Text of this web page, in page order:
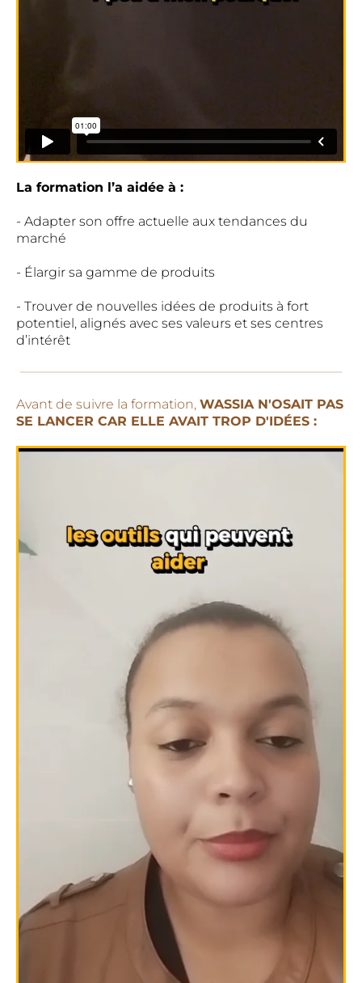
La formation l’a aidée à :
- Adapter son offre actuelle aux tendances du
marché
- Élargir sa gamme de produits
- Trouver de nouvelles idées de produits à fort
potentiel, alignés avec ses valeurs et ses centres
d’intérêt
Avant de suivre la formation, WASSIA N'OSAIT PAS
SE LANCER CAR ELLE AVAIT TROP D'IDÉES :